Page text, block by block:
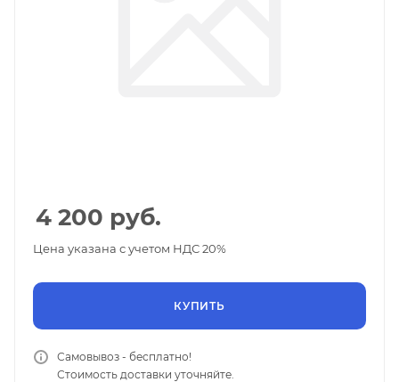
4 200 руб.
Цена указана с учетом НДС 20%
КУПИТЬ
Самовывоз - бесплатно!
Стоимость доставки уточняйте.